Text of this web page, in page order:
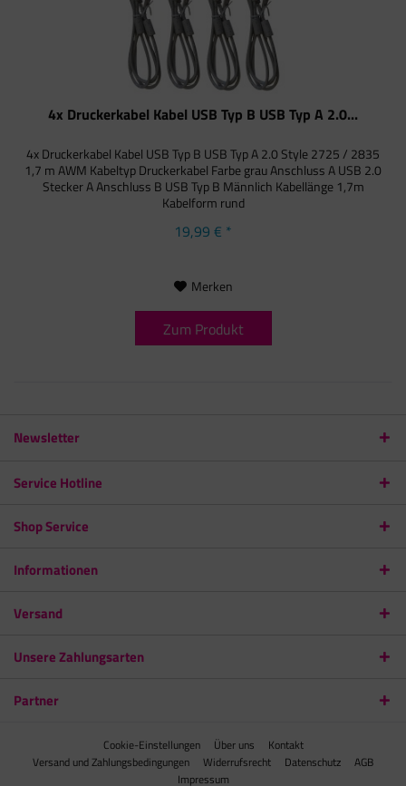
4x Druckerkabel Kabel USB Typ B USB Typ A 2.0...
4x Druckerkabel Kabel USB Typ B USB Typ A 2.0 Style 2725 / 2835
1,7 m AWM Kabeltyp Druckerkabel Farbe grau Anschluss A USB 2.0
Stecker A Anschluss B USB Typ B Männlich Kabellänge 1,7m
Kabelform rund
19,99 € *
Merken
Zum Produkt
Newsletter
Service Hotline
Shop Service
Informationen
Versand
Unsere Zahlungsarten
Partner
Cookie-Einstellungen Über uns
Kontakt
Versand und Zahlungsbedingungen
Widerrufsrecht Datenschutz
AGB
Impressum